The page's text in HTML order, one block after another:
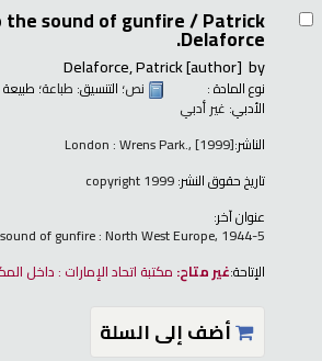
the sound of gunfire /Patrick
Delaforce.
by
Delaforce, Patrick[author]
نوع المادة : نص؛ التنسيق: طباعة؛ طبيعة
الأدبي: غير أدبي
الناشر:London : Wrens Park., [1999]
تاريخ حقوق النشر:
عنوان آخر:
of gunfire : North West Europe, 1944-5
الإتاحة:غير متاح: مكتبة اتحاد الإمارات : داخل
أضف إلى السلة